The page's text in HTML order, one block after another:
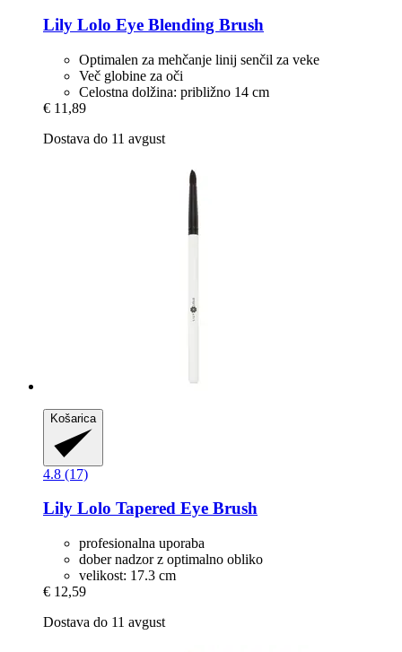
Lily Lolo Eye Blending Brush
Optimalen za mehčanje linij senčil za veke
Več globine za oči
Celostna dolžina: približno 14 cm
€ 11,89
Dostava do 11 avgust
Košarica
4.8 (17)
Lily Lolo Tapered Eye Brush
profesionalna uporaba
dober nadzor z optimalno obliko
velikost: 17.3 cm
€ 12,59
Dostava do 11 avgust